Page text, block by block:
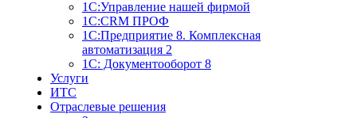
1С:Управление нашей фирмой
1С:CRM ПРОФ
1С:Предприятие 8. Комплексная
автоматизация 2
1С: Документооборот 8
Услуги
ИТС
Отраслевые решения